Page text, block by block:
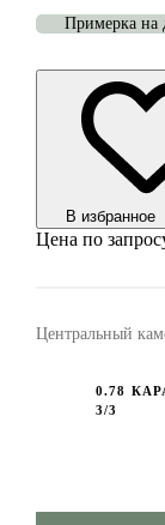
Примерка на
В избранноe
Цена по
Центральный
0.78
3/3